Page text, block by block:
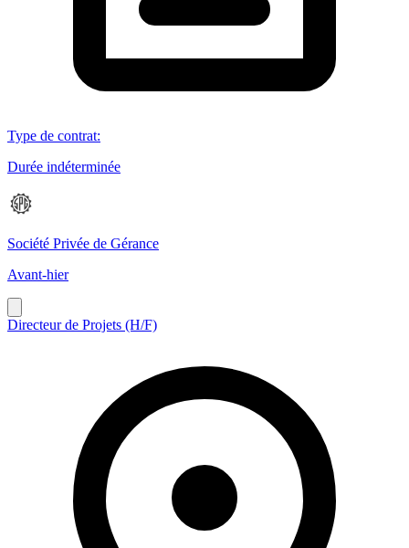
Type de contrat:
Durée indéterminée
Société Privée de Gérance
Avant-hier
Directeur de Projets (H/F)